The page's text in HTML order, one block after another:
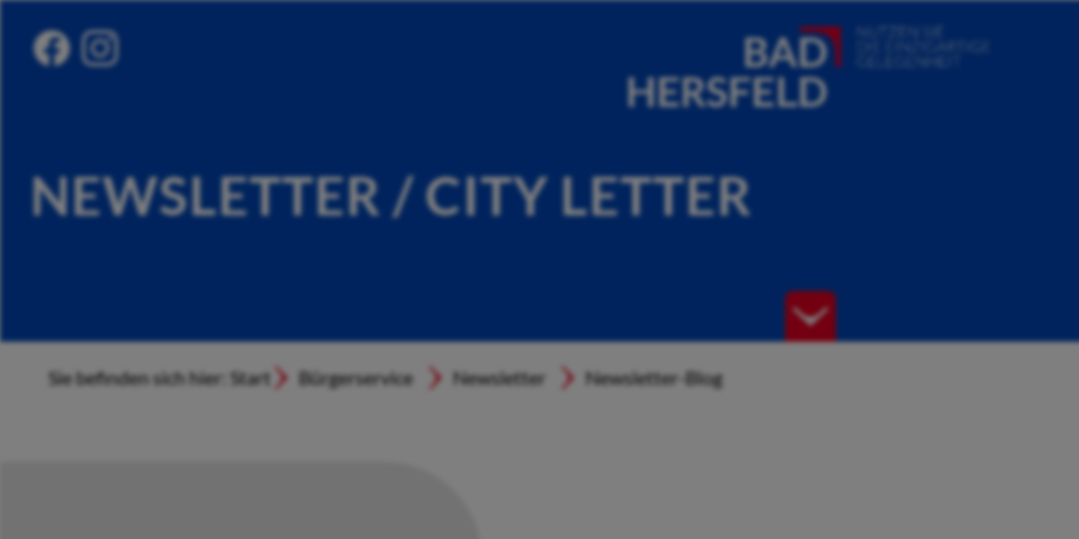
NEWSLETTER / CITY LETTER
Sie befinden sich hier: Start Bürgerservice Newsletter Newsletter-Blog